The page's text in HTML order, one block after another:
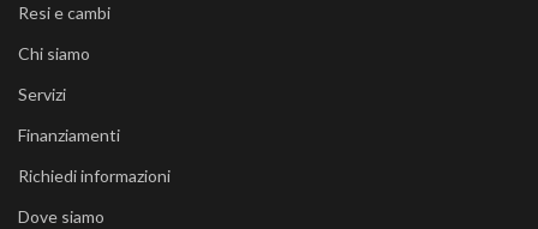
Resi e cambi
Chi siamo
Servizi
Finanziamenti
Richiedi informazioni
Dove siamo